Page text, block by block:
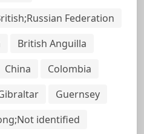
Federation
British Anguilla
China
Colombia
Guernsey
identified